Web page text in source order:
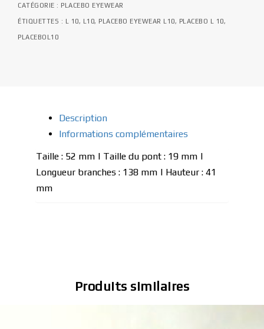
CATÉGORIE : PLACEBO EYEWEAR
ÉTIQUETTES : L 10, L10, PLACEBO EYEWEAR L10, PLACEBO L 10,
PLACEBOL10
Description
Informations complémentaires
Taille : 52 mm | Taille du pont : 19 mm |
Longueur branches : 138 mm | Hauteur : 41
mm
Produits similaires